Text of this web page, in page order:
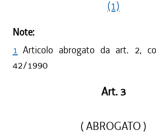
(1)
Note:
1 Articolo abrogato da art. 2,
42/1990
Art. 3
( ABROGATO )